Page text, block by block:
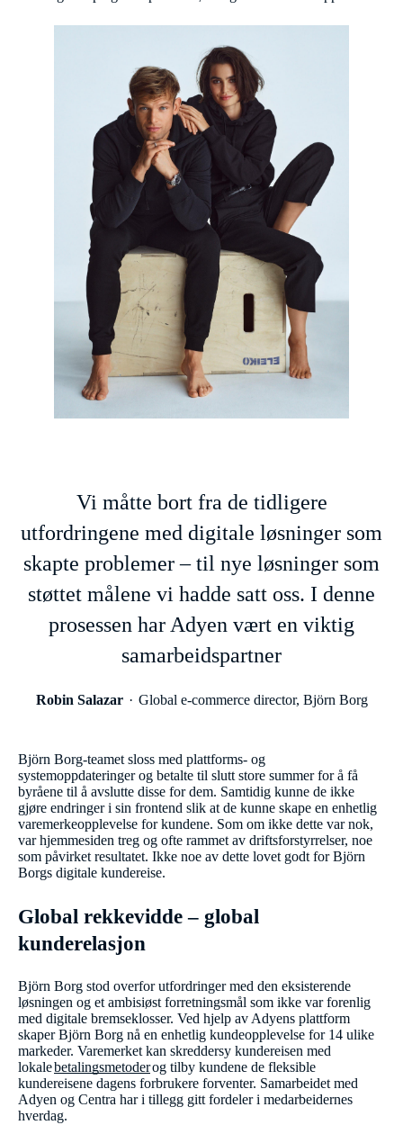
Vi måtte bort fra de tidligere
utfordringene med digitale løsninger som
skapte problemer – til nye løsninger som
støttet målene vi hadde satt oss. I denne
prosessen har Adyen vært en viktig
samarbeidspartner
Robin Salazar Global e-commerce director, Björn Borg
Björn Borg-teamet sloss med plattforms- og
systemoppdateringer og betalte til slutt store summer for å få
byråene til å avslutte disse for dem. Samtidig kunne de ikke
gjøre endringer i sin frontend slik at de kunne skape en enhetlig
varemerkeopplevelse for kundene. Som om ikke dette var nok,
var hjemmesiden treg og ofte rammet av driftsforstyrrelser, noe
som påvirket resultatet. Ikke noe av dette lovet godt for Björn
Borgs digitale kundereise.
Global rekkevidde – global
kunderelasjon
Björn Borg stod overfor utfordringer med den eksisterende
løsningen og et ambisiøst forretningsmål som ikke var forenlig
med digitale bremseklosser. Ved hjelp av Adyens plattform
skaper Björn Borg nå en enhetlig kundeopplevelse for 14 ulike
markeder. Varemerket kan skreddersy kundereisen med
lokalebetalingsmetoderog tilby kundene de fleksible
kundereisene dagens forbrukere forventer. Samarbeidet med
Adyen og Centra har i tillegg gitt fordeler i medarbeidernes
hverdag.